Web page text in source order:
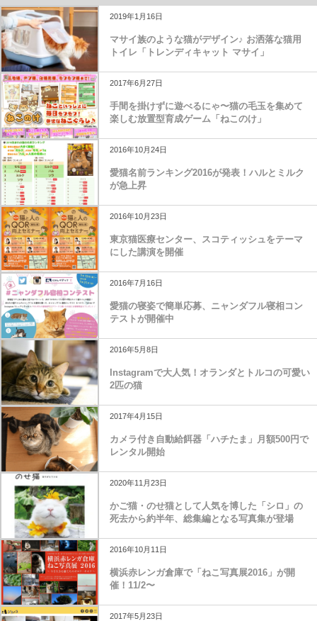
2019年1月16日
マサイ族のような猫がデザイン♪ お洒落な猫用
トイレ「トレンディキャット マサイ」
2017年6月27日
手間を掛けずに遊べるにゃ〜猫の毛玉を集めて
楽しむ放置型育成ゲーム「ねこのけ」
2016年10月24日
愛猫名前ランキング2016が発表！ハルとミルク
が急上昇
2016年10月23日
東京猫医療センター、スコティッシュをテーマ
にした講演を開催
2016年7月16日
愛猫の寝姿で簡単応募、ニャンダフル寝相コン
テストが開催中
2016年5月8日
Instagramで大人気！オランダとトルコの可愛い
2匹の猫
2017年4月15日
カメラ付き自動給餌器「ハチたま」月額500円で
レンタル開始
2020年11月23日
かご猫・のせ猫として人気を博した「シロ」の
死去から約半年、総集編となる写真集が登場
2016年10月11日
横浜赤レンガ倉庫で「ねこ写真展2016」が開
催！11/2〜
2017年5月23日